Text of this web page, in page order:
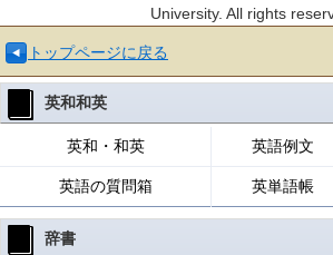
University. All rights
トップページに戻る
英和和英
英和・和英 英語例文
英語の質問箱 英単語帳
辞書